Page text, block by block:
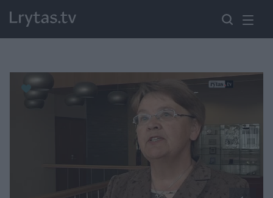
Paremkite Ukrainą